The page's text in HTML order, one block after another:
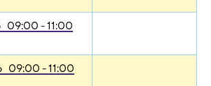
09:00 - 11:00
09:00 - 11:00